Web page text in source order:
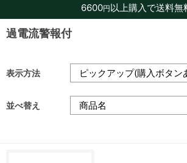
6600円以上購入で送料無
過電流警報付
表示方法
並べ替え